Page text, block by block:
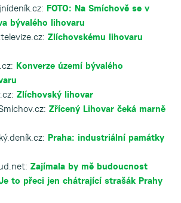
FOTO: Na Smíchově se v
bývalého lihovaru
Zlíchovskému lihovaru
Konverze území bývalého
Zlíchovský lihovar
Zřícený Lihovar čeká marně
Praha: industriální památky
Zajímala by mě budoucnost
to přeci jen chátrající strašák Prahy